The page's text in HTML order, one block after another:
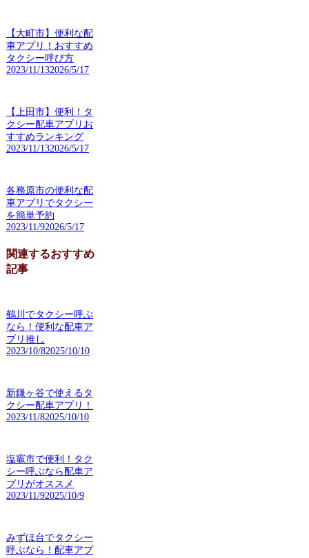
【大町市】便利な配
車アプリ！おすすめ
タクシー呼び方
2023/11/132026/5/17
【上田市】便利！タ
クシー配車アプリお
すすめランキング
2023/11/132026/5/17
各務原市の便利な配
車アプリでタクシー
を簡単予約
2023/11/92026/5/17
関連するおすすめ
記事
鶴川でタクシー呼ぶ
なら！便利な配車ア
プリ推し
2023/10/82025/10/10
新鎌ヶ谷で使えるタ
クシー配車アプリ！
2023/11/82025/10/10
塩竈市で便利！タク
シー呼ぶなら配車ア
プリがオススメ
2023/11/92025/10/9
みずほ台でタクシー
呼ぶなら！配車アプ